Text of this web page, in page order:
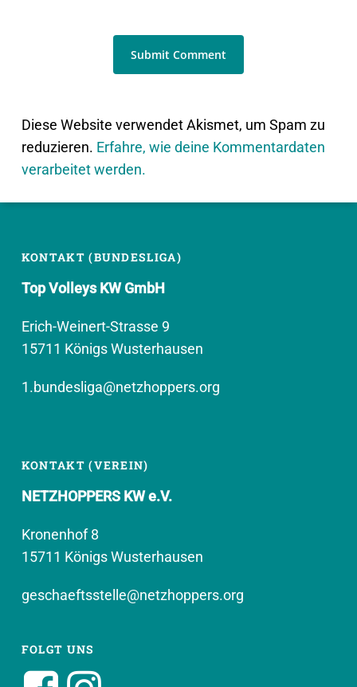
Diese Website verwendet Akismet, um Spam zu
reduzieren. Erfahre, wie deine Kommentardaten
verarbeitet werden.
KONTAKT (BUNDESLIGA)
Top Volleys KW GmbH
Erich-Weinert-Strasse 9
15711 Königs Wusterhausen
1.bundesliga@netzhoppers.org
KONTAKT (VEREIN)
NETZHOPPERS KW e.V.
Kronenhof 8
15711 Königs Wusterhausen
geschaeftsstelle@netzhoppers.org
FOLGT UNS